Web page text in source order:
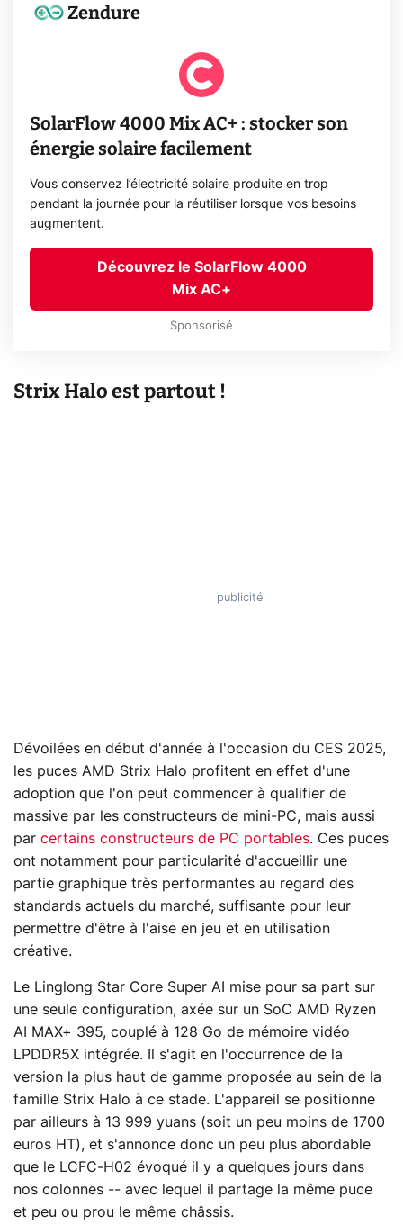
Zendure
SolarFlow 4000 Mix AC+ : stocker son
énergie solaire facilement
Vous conservez l’électricité solaire produite en trop
pendant la journée pour la réutiliser lorsque vos besoins
augmentent.
Découvrez le SolarFlow 4000
Mix AC+
Sponsorisé
Strix Halo est partout !
Dévoilées en début d'année à l'occasion du CES 2025,
les puces AMD Strix Halo profitent en effet d'une
adoption que l'on peut commencer à qualifier de
massive par les constructeurs de mini-PC, mais aussi
par certains constructeurs de PC portables. Ces puces
ont notamment pour particularité d'accueillir une
partie graphique très performantes au regard des
standards actuels du marché, suffisante pour leur
permettre d'être à l'aise en jeu et en utilisation
créative.
Le Linglong Star Core Super AI mise pour sa part sur
une seule configuration, axée sur un SoC AMD Ryzen
AI MAX+ 395, couplé à 128 Go de mémoire vidéo
LPDDR5X intégrée. Il s'agit en l'occurrence de la
version la plus haut de gamme proposée au sein de la
famille Strix Halo à ce stade. L'appareil se positionne
par ailleurs à 13 999 yuans (soit un peu moins de 1700
euros HT), et s'annonce donc un peu plus abordable
que le LCFC-H02 évoqué il y a quelques jours dans
nos colonnes -- avec lequel il partage la même puce
et peu ou prou le même châssis.